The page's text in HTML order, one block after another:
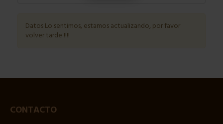
Datos Lo sentimos, estamos actualizando, por favor
volver tarde !!!!
CONTACTO